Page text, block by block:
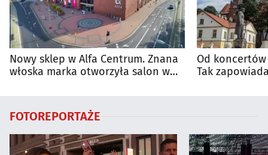
Nowy sklep w Alfa Centrum. Znana
włoska marka otworzyła salon w
Od
Tak
FOTOREPORTAŻE